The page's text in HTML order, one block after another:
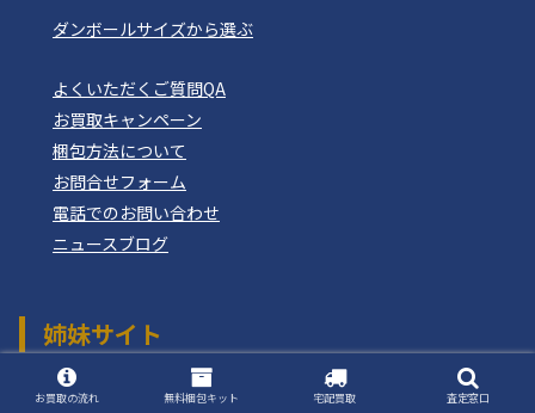
ダンボールサイズから選ぶ
よくいただくご質問QA
お買取キャンペーン
梱包方法について
お問合せフォーム
電話でのお問い合わせ
ニュースブログ
姉妹サイト
おもちゃ買取ドットJP
つりぐ買取ドットJP
お買取の流れ 無料梱包キット 宅配買取 査定窓口